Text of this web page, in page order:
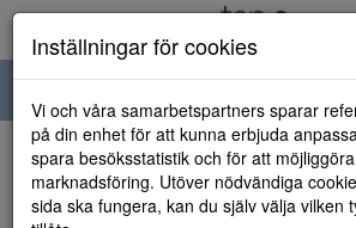
navigation
HEM
Inställningar för cookies
Vi och våra samarbetspartners sparar
på din enhet för att kunna erbjuda
spara besöksstatistik och för att
marknadsföring. Utöver nödvändiga
sida ska fungera, kan du själv välja vilken